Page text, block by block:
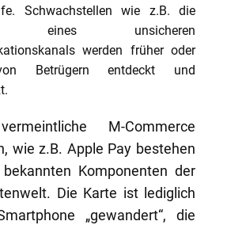
Schwachstellen wie z.B. die
eines unsicheren
werden früher oder
Betrügern entdeckt und
M-Commerce
wie z.B. Apple Pay bestehen
Komponenten der
Die Karte ist lediglich
„gewandert“, die